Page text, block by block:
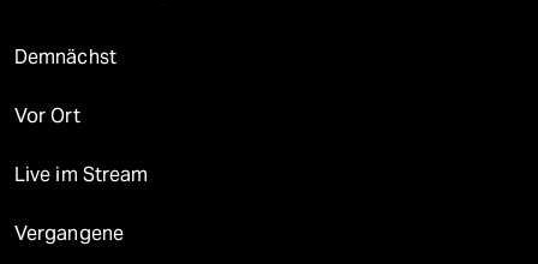
Demnächst
Vor Ort
Live im Stream
Vergangene